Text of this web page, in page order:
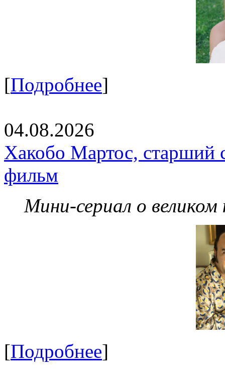
[Подробнее]
04.08.2026
Хакобо Мартос, старший
фильм
Мини-сериал о великом
[Подробнее]